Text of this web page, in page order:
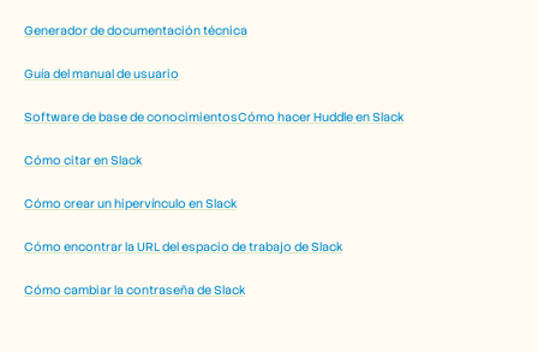
Generador de documentación técnica
Guía del manual de usuario
Software de base de conocimientosCómo hacer Huddle en Slack
Cómo citar en Slack
Cómo crear un hipervínculo en Slack
Cómo encontrar la URL del espacio de trabajo de Slack
Cómo cambiar la contraseña de Slack